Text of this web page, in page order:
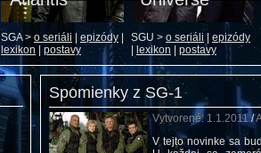
SGA > o seriáli |epizódy
lexikon
postavy
SGU > o seriáli
epizódy
lexikon postavy
Spomienky z SG-1
Vytvorené: 1.1.2011/
V tejto novinke sa